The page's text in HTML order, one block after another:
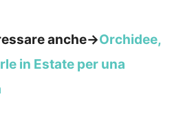
anche->Orchidee,
in Estate per una